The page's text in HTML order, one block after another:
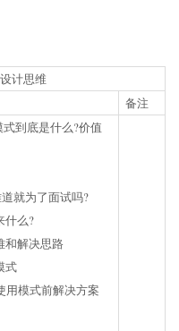
计思维
备注
到底是什么?价值
就为了面试吗?
什么?
和解决思路
式
用模式前解决方案